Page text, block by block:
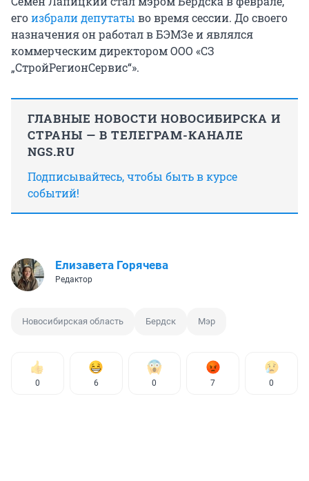
егоизбрали депутаты во время сессии. До своего
назначения он работал в БЭМЗе и являлся
коммерческим директором ООО «СЗ
„СтройРегионСервис“».
ГЛАВНЫЕ НОВОСТИ НОВОСИБИРСКА И
СТРАНЫ — В ТЕЛЕГРАМ-КАНАЛЕ
NGS.RU
Подписывайтесь, чтобы быть в курсе
событий!
Елизавета Горячева
Редактор
Новосибирская область Бердск Мэр
0 6 0 7 0